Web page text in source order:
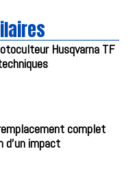
Husqvarna TF
complet
d’un impact